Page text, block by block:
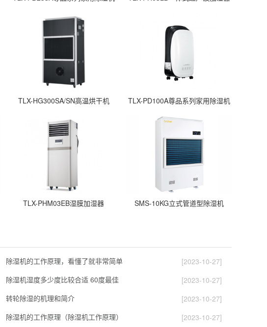
TLX-HG300SA/SN高温烘干机 TLX-PD100A尊品系列家用除湿机
TLX-PHM03EB湿膜加湿器 SMS-10KG立式管道型除湿机
除湿机的工作原理，看懂了就非常简单
[2023-10-27]
除湿机湿度多少度比较合适 60度最佳
[2023-10-27]
转轮除湿的机理和简介
[2023-10-27]
除湿机的工作原理（除湿机工作原理） [2023-10-27]